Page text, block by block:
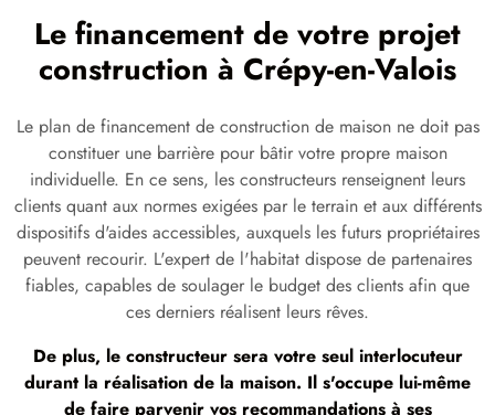
Le financement de votre projet
construction à Crépy-en-Valois
Le plan de financement de construction de maison ne doit pas
constituer une barrière pour bâtir votre propre maison
individuelle. En ce sens, les constructeurs renseignent leurs
clients quant aux normes exigées par le terrain et aux différents
dispositifs d'aides accessibles, auxquels les futurs propriétaires
peuvent recourir. L'expert de l'habitat dispose de partenaires
fiables, capables de soulager le budget des clients afin que
ces derniers réalisent leurs rêves.
De plus, le constructeur sera votre seul interlocuteur
durant la réalisation de la maison. Il s'occupe lui-même
de faire parvenir vos recommandations à ses